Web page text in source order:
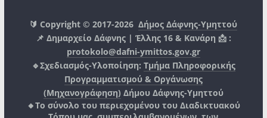
🔰 Copyright © 2017-2026Δήμος Δάφνης-Υμηττού
📌 Δημαρχείο Δάφνης | Έλλης 16 & Κανάρη 📩 :
protokolo@dafni-ymittos.gov.gr
🔹Σχεδιασμός-Υλοποίηση: Τμήμα Πληροφορικής
Προγραμματισμού & Οργάνωσης
(Μηχανογράφηση) Δήμου Δάφνης-Υμηττού
🔸Το σύνολο του περιεχομένου του Διαδικτυακού